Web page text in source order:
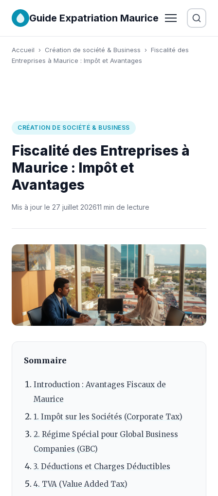
Guide Expatriation Maurice
Accueil › Création de société & Business › Fiscalité des
Entreprises à Maurice : Impôt et Avantages
CRÉATION DE SOCIÉTÉ & BUSINESS
Fiscalité des Entreprises à
Maurice : Impôt et
Avantages
Mis à jour le 27 juillet 202611 min de lecture
Sommaire
Introduction : Avantages Fiscaux de
Maurice
1. Impôt sur les Sociétés (Corporate Tax)
2. Régime Spécial pour Global Business
Companies (GBC)
3. Déductions et Charges Déductibles
4. TVA (Value Added Tax)